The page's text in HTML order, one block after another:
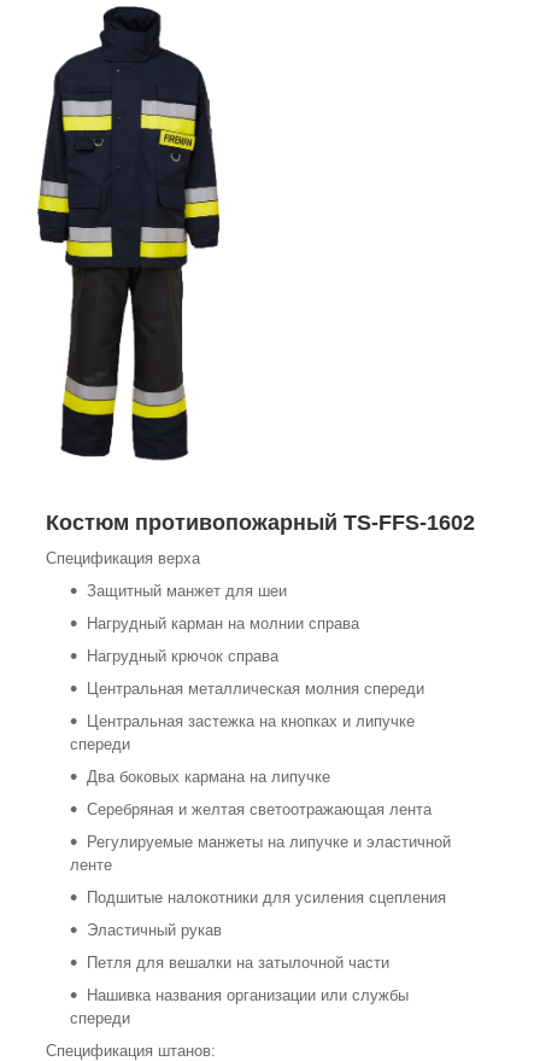
Костюм противопожарный TS-FFS-1602
Спецификация верха
Защитный манжет для шеи
Нагрудный карман на молнии справа
Нагрудный крючок справа
Центральная металлическая молния спереди
Центральная застежка на кнопках и липучке
спереди
Два боковых кармана на липучке
Серебряная и желтая светоотражающая лента
Регулируемые манжеты на липучке и эластичной
ленте
Подшитые налокотники для усиления сцепления
Эластичный рукав
Петля для вешалки на затылочной части
Нашивка названия организации или службы
спереди
Спецификация штанов: